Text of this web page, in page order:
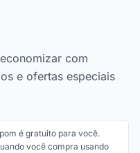
com
e ofertas especiais
é gratuito para você.
você compra usando